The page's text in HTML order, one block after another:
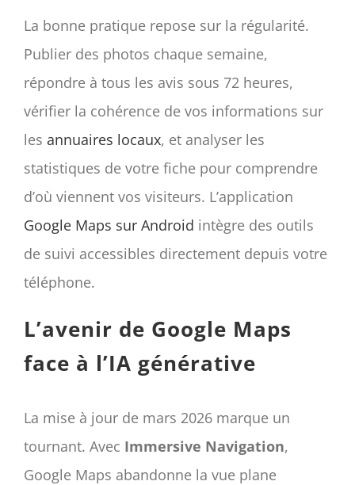
La bonne pratique repose sur la régularité.
Publier des photos chaque semaine,
répondre à tous les avis sous 72 heures,
vérifier la cohérence de vos informations sur
les annuaires locaux, et analyser les
statistiques de votre fiche pour comprendre
d’où viennent vos visiteurs. L’application
Google Maps sur Android intègre des outils
de suivi accessibles directement depuis votre
téléphone.
L’avenir de Google Maps
face à l’IA générative
La mise à jour de mars 2026 marque un
tournant. Avec Immersive Navigation,
Google Maps abandonne la vue plane